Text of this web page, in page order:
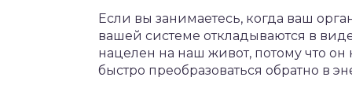
Если вы занимаетесь, когда ваш
вашей системе откладываются в
нацелен на наш живот, потому что
быстро преобразоваться обратно в